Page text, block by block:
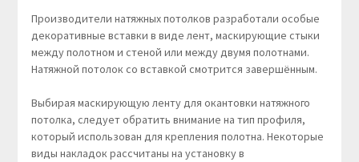
Производители натяжных потолков разработали особые
декоративные вставки в виде лент, маскирующие стыки
между полотном и стеной или между двумя полотнами.
Натяжной потолок со вставкой смотрится завершённым.
Выбирая маскирующую ленту для окантовки натяжного
потолка, следует обратить внимание на тип профиля,
который использован для крепления полотна. Некоторые
виды накладок рассчитаны на установку в